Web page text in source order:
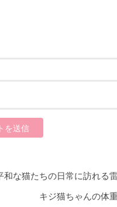
和な猫たちの日常に訪れる
キジ猫ちゃんの体